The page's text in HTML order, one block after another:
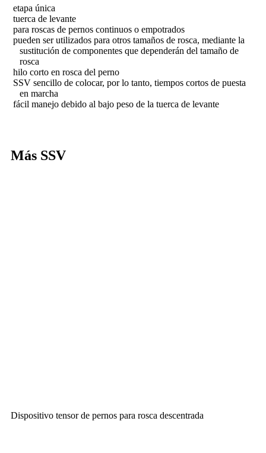
etapa única
tuerca de levante
para roscas de pernos continuos o empotrados
pueden ser utilizados para otros tamaños de rosca, mediante la
sustitución de componentes que dependerán del tamaño de
rosca
hilo corto en rosca del perno
SSV sencillo de colocar, por lo tanto, tiempos cortos de puesta
en marcha
fácil manejo debido al bajo peso de la tuerca de levante
Más SSV
Dispositivo tensor de pernos para rosca descentrada